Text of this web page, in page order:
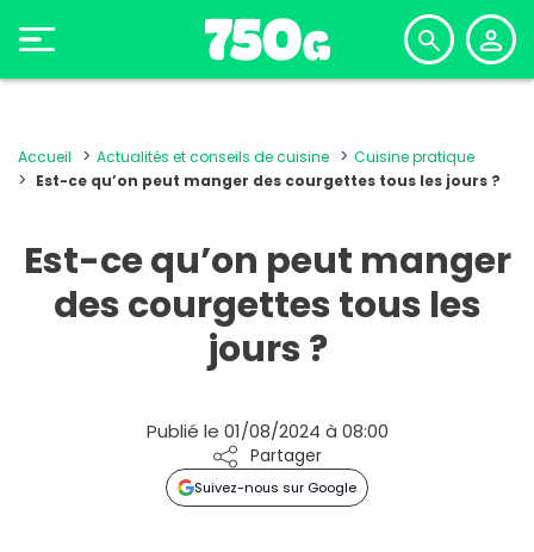
Accueil Actualités et conseils de cuisine
Cuisine pratique
Est-ce qu’on peut manger des courgettes tous les jours ?
Est-ce qu’on peut manger
des courgettes tous les
jours ?
Publié le 01/08/2024 à 08:00
Partager
Suivez-nous sur Google